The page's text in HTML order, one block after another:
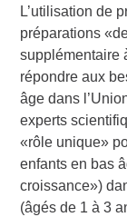
L’utilisation de
préparations
supplémentaire
répondre aux
âge dans
experts
«rôle unique»
enfants en bas
croissance»)
(âgés de 1 à 3